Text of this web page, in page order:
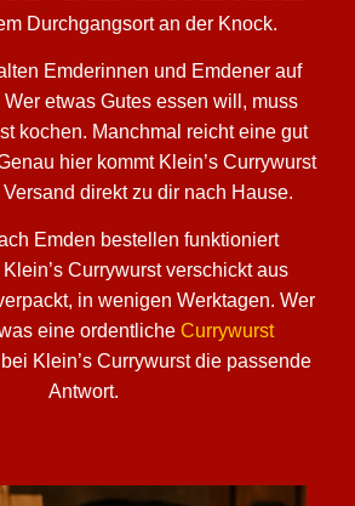
Durchgangsort an der Knock.
Emderinnen und Emdener auf
Wer etwas Gutes essen will, muss
kochen. Manchmal reicht eine gut
hier kommt Klein’s Currywurst
direkt zu dir nach Hause.
Emden bestellen funktioniert
Currywurst verschickt aus
in wenigen Werktagen. Wer
eine ordentliche Currywurst
Klein’s Currywurst die passende
Antwort.